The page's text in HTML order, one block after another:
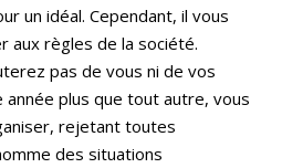
un idéal. Cependant, il vous
aux règles de la société.
pas de vous ni de vos
plus que tout autre, vous
rejetant toutes
des situations